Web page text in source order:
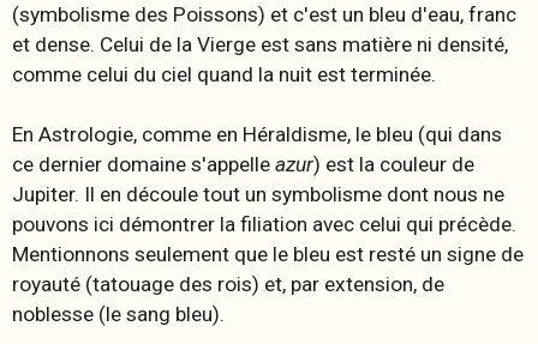
(symbolisme des Poissons) et c'est un bleu d'eau, franc
et dense. Celui de la Vierge est sans matière ni densité,
comme celui du ciel quand la nuit est terminée.
En Astrologie, comme en Héraldisme, le bleu (qui dans
ce dernier domaine s'appelle azur) est la couleur de
Jupiter. Il en découle tout un symbolisme dont nous ne
pouvons ici démontrer la filiation avec celui qui précède.
Mentionnons seulement que le bleu est resté un signe de
royauté (tatouage des rois) et, par extension, de
noblesse (le sang bleu).